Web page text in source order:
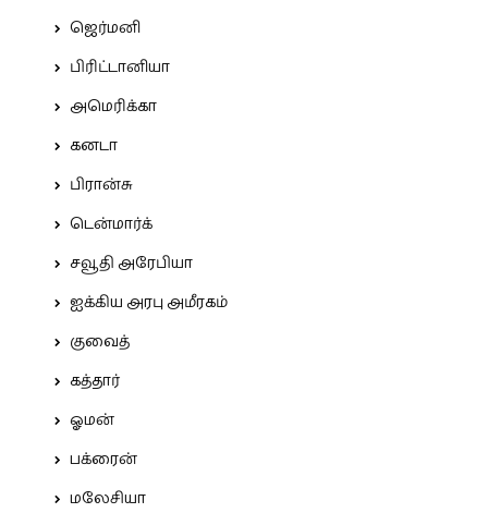
ஜெர்மனி
பிரிட்டானியா
அமெரிக்கா
கனடா
பிரான்சு
டென்மார்க்
சவூதி அரேபியா
ஐக்கிய அரபு அமீரகம்
குவைத்
கத்தார்
ஓமன்
பக்ரைன்
மலேசியா